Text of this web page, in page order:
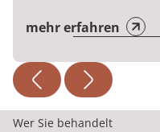
mehr erfahren
Wer Sie behandelt